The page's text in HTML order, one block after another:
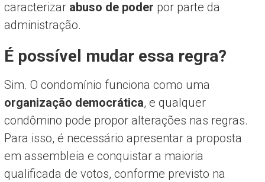
caracterizar abuso de poder por parte da
administração.
É possível mudar essa regra?
Sim. O condomínio funciona como uma
organização democrática, e qualquer
condômino pode propor alterações nas regras.
Para isso, é necessário apresentar a proposta
em assembleia e conquistar a maioria
qualificada de votos, conforme previsto na